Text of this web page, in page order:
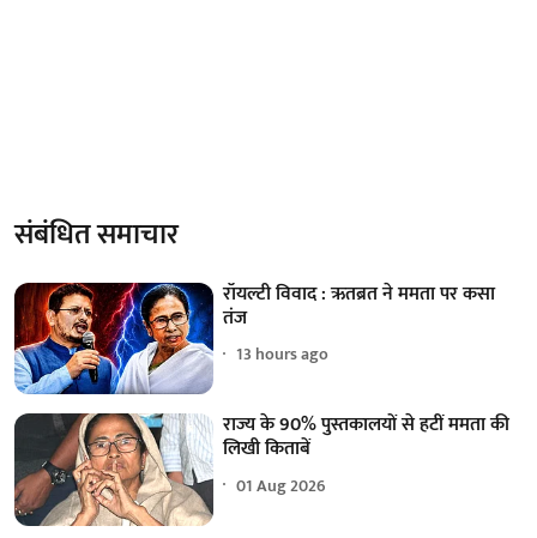
संबंधित समाचार
रॉयल्टी विवाद : ऋतब्रत ने ममता पर कसा
तंज
13 hours ago
राज्य के 90% पुस्तकालयों से हटीं ममता की
लिखी किताबें
01 Aug 2026